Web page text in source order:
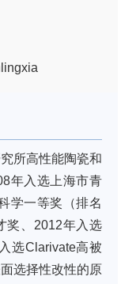
所高性能陶瓷和
年入选上海市青
学一等奖（排名
奖、2012年入选
选Clarivate高被
选择性改性的原